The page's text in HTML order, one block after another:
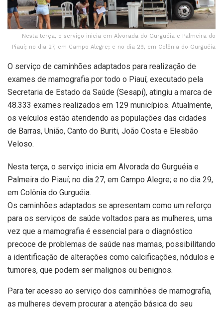
Nesta terça, o serviço inicia em Alvorada do Gurguéia e Palmeira do
Piauí; no dia 27, em Campo Alegre; e no dia 29, em Colônia do Gurguéia
O serviço de caminhões adaptados para realização de
exames de mamografia por todo o Piauí, executado pela
Secretaria de Estado da Saúde (Sesapi), atingiu a marca de
48.333 exames realizados em 129 municípios. Atualmente,
os veículos estão atendendo as populações das cidades
de Barras, União, Canto do Buriti, João Costa e Elesbão
Veloso.
Nesta terça, o serviço inicia em Alvorada do Gurguéia e
Palmeira do Piauí; no dia 27, em Campo Alegre; e no dia 29,
em Colônia do Gurguéia.
Os caminhões adaptados se apresentam como um reforço
para os serviços de saúde voltados para as mulheres, uma
vez que a mamografia é essencial para o diagnóstico
precoce de problemas de saúde nas mamas, possibilitando
a identificação de alterações como calcificações, nódulos e
tumores, que podem ser malignos ou benignos.
Para ter acesso ao serviço dos caminhões de mamografia,
as mulheres devem procurar a atenção básica do seu